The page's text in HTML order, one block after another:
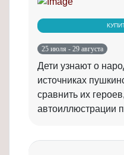
25 июля - 29 августа
Дети узнают о
источниках
сравнить их
автоиллюстрации